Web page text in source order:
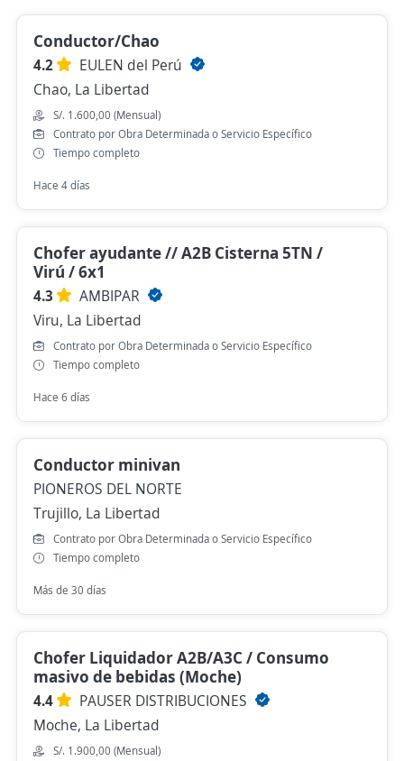
Conductor/Chao
4.2
EULEN del Perú
Chao, La Libertad
S/. 1.600,00 (Mensual)
Contrato por Obra Determinada o Servicio Específico
Tiempo completo
Hace 4 días
Chofer ayudante // A2B Cisterna 5TN /
Virú / 6x1
4.3
AMBIPAR
Viru, La Libertad
Contrato por Obra Determinada o Servicio Específico
Tiempo completo
Hace 6 días
Conductor minivan
PIONEROS DEL NORTE
Trujillo, La Libertad
Contrato por Obra Determinada o Servicio Específico
Tiempo completo
Más de 30 días
Chofer Liquidador A2B/A3C / Consumo
masivo de bebidas (Moche)
4.4
PAUSER DISTRIBUCIONES
Moche, La Libertad
S/. 1.900,00 (Mensual)